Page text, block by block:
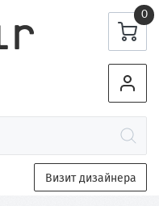
0
Визит дизайнера